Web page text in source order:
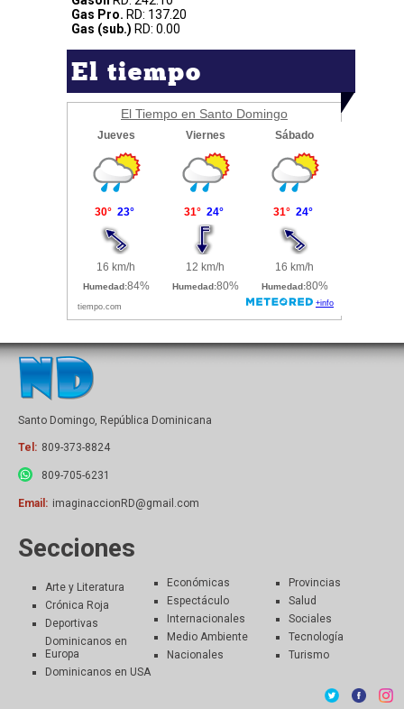
Gas Pro. RD: 137.20
Gas (sub.) RD: 0.00
El tiempo
El Tiempo en Santo Domingo
Santo Domingo, República Dominicana
Tel: 809-373-8824
809-705-6231
Email: imaginaccionRD@gmail.com
Secciones
Arte y Literatura
Crónica Roja
Deportivas
Dominicanos en
Europa
Dominicanos en USA
Económicas
Espectáculo
Internacionales
Medio Ambiente
Nacionales
Provincias
Salud
Sociales
Tecnología
Turismo